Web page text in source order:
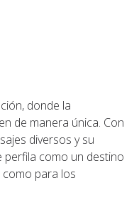
donde la
de manera única. Con
diversos y su
perfila como un destino
para los